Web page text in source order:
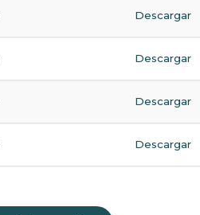
Descargar
Descargar
Descargar
Descargar